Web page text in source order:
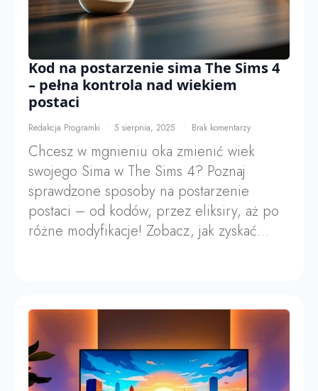
Kod na postarzenie sima The Sims 4
– pełna kontrola nad wiekiem
postaci
Redakcja Programki 5 sierpnia, 2025 Brak komentarzy
Chcesz w mgnieniu oka zmienić wiek
swojego Sima w The Sims 4? Poznaj
sprawdzone sposoby na postarzenie
postaci – od kodów, przez eliksiry, aż po
różne modyfikacje! Zobacz, jak zyskać…